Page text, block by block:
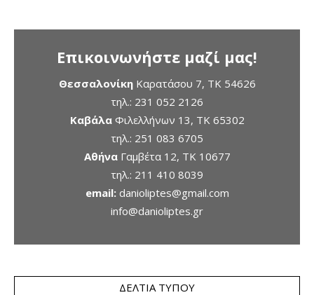
Επικοινωνήστε μαζί μας!
ΘεσσαλονίκηΚαρατάσου 7, TK 54626
τηλ.: 231 052 2126
ΚαβάλαΦιλελλήνων 13, ΤΚ 65302
τηλ.: 251 083 6705
ΑθήναΓαμβέτα 12, ΤΚ 10677
τηλ.: 211 410 8039
email: danioliptes@gmail.com
info@danioliptes.gr
ΔΕΛΤΊΑ ΤΎΠΟΥ